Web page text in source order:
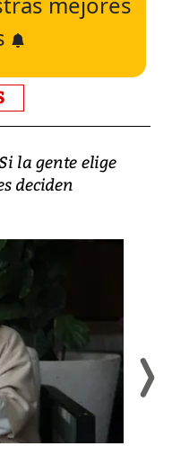
la gente elige
deciden